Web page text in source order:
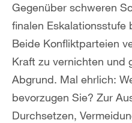
Gegenüber schweren
finalen Eskalationsstufe
Beide Konfliktparteien
Kraft zu vernichten und
Abgrund. Mal ehrlich:
bevorzugen Sie? Zur
Durchsetzen,